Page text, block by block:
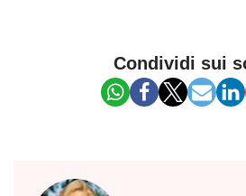
Condividi sui